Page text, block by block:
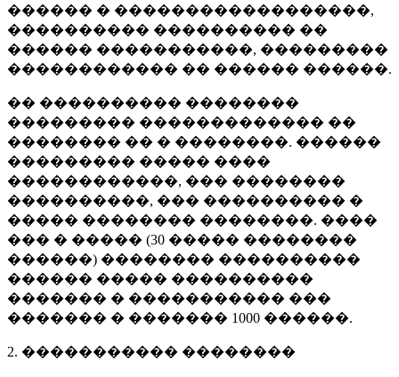
������ � ������������������,
���������� ���������� ��
������ �����������, ���������
������������ �� ������ ������.
�� ���������� ��������
��������� ������������� ��
�������� �� � ��������. ������
��������� ����� ����
������������, ��� ��������
����������, ��� ���������� �
����� �������� ��������. ����
��� � ����� (30 ����� ��������
������) �������� ����������
������ ����� ����������
������� � ����������� ���
������� � ������� 1000 ������.
2. ����������� ��������